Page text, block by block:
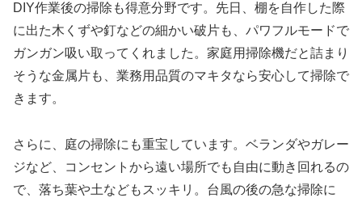
DIY作業後の掃除も得意分野です。先日、棚を自作した際
に出た木くずや釘などの細かい破片も、パワフルモードで
ガンガン吸い取ってくれました。家庭用掃除機だと詰まり
そうな金属片も、業務用品質のマキタなら安心して掃除で
きます。
さらに、庭の掃除にも重宝しています。ベランダやガレー
ジなど、コンセントから遠い場所でも自由に動き回れるの
で、落ち葉や土などもスッキリ。台風の後の急な掃除に